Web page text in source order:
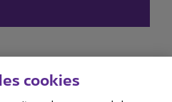
cookies